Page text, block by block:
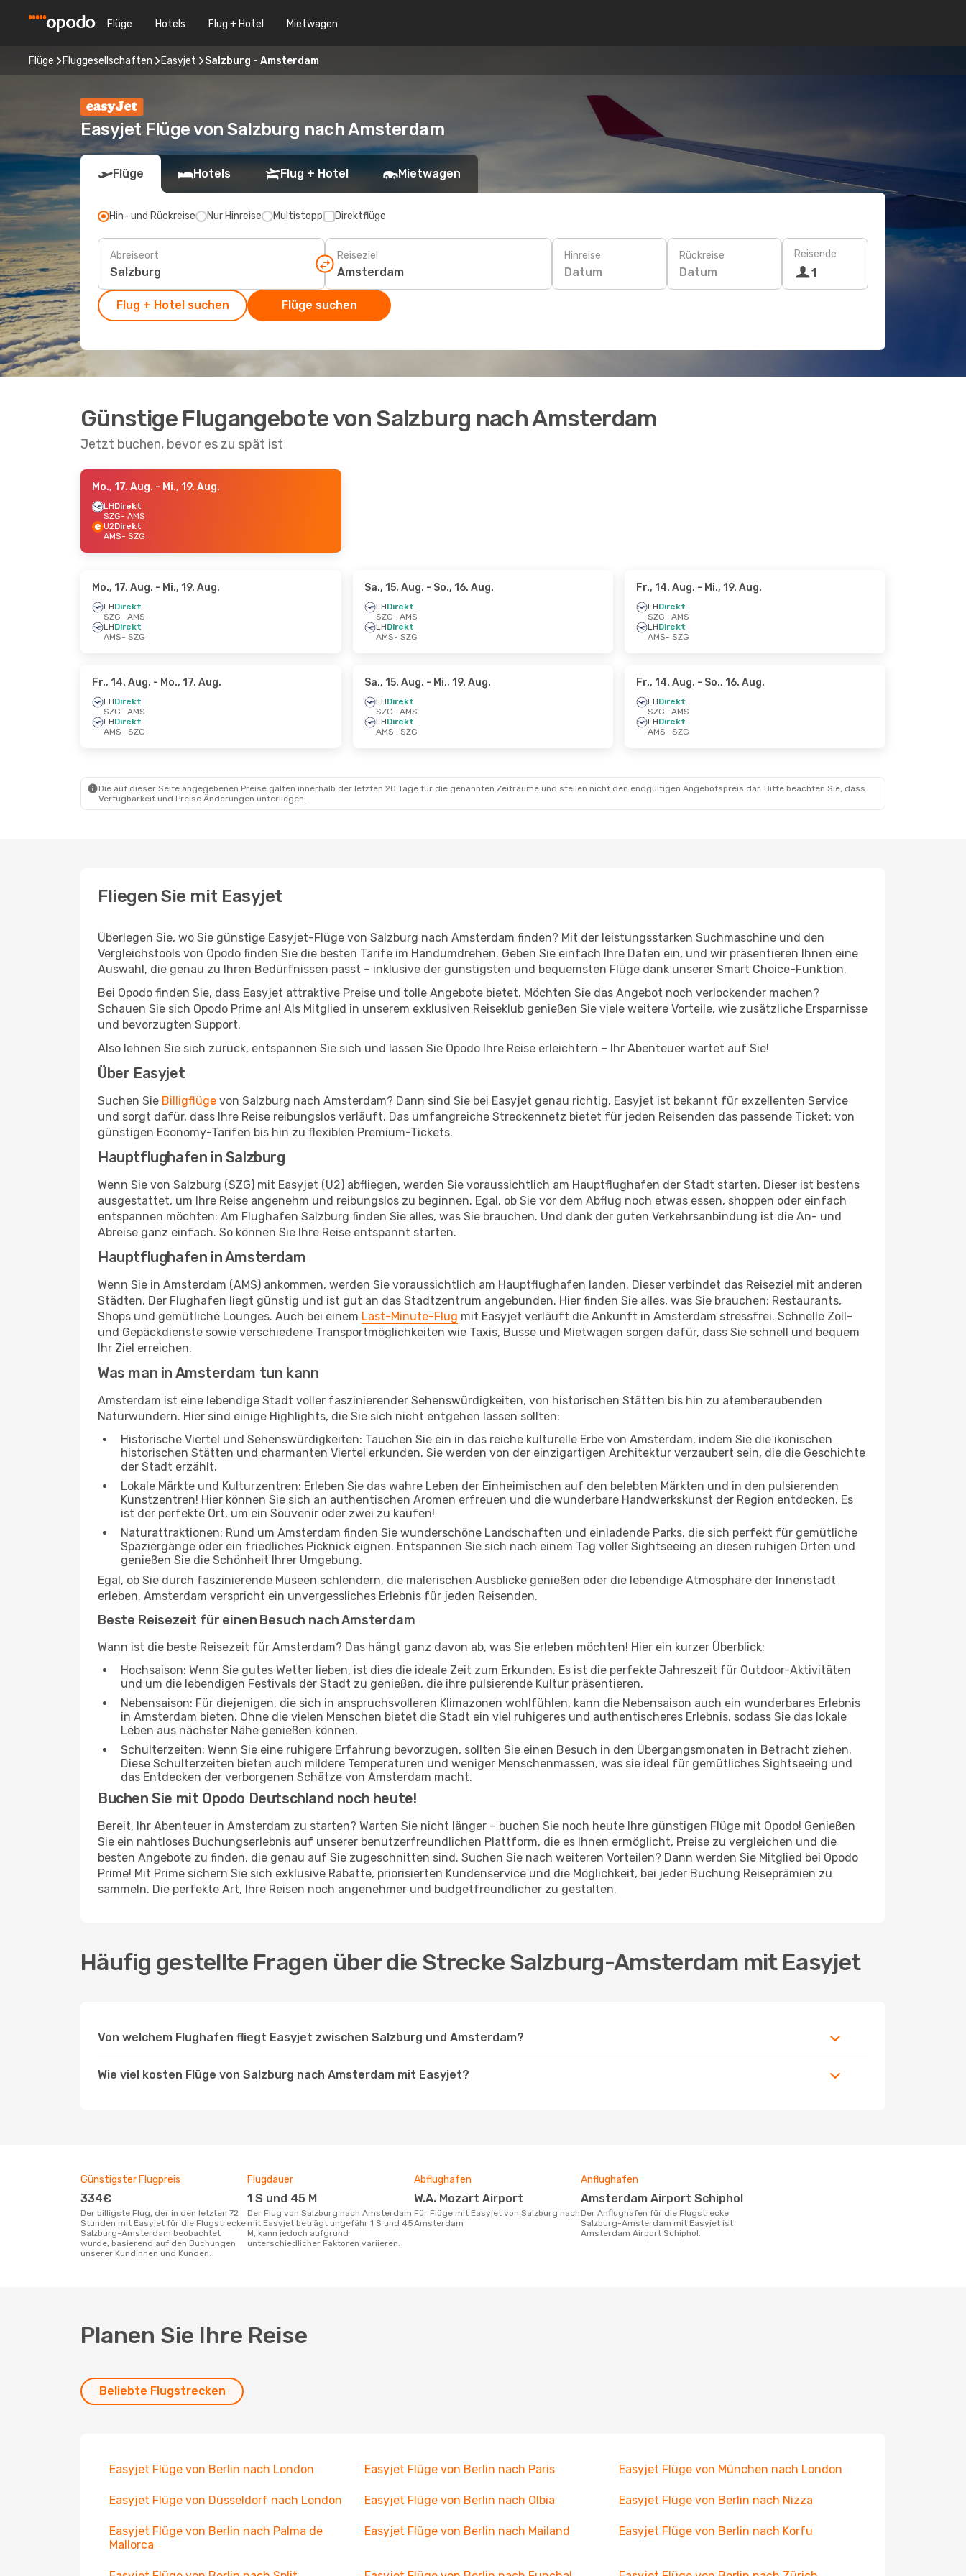
Flüge Hotels Flug + Hotel Mietwagen
Flüge Fluggesellschaften Easyjet Salzburg - Amsterdam
Easyjet Flüge von Salzburg nach Amsterdam
Flüge Hotels Flug + Hotel Mietwagen
Hin- und Rückreise Nur Hinreise Multistopp Direktflüge
Abreiseort Reiseziel Hinreise
Datum
Rückreise
Datum
Reisende
1
Flug + Hotel suchen Flüge suchen
Günstige Flugangebote von Salzburg nach Amsterdam
Jetzt buchen, bevor es zu spät ist
Mo., 17. Aug. - Mi., 19. Aug.
LHDirekt
SZG- AMS
U2Direkt
AMS- SZG
Mo., 17. Aug. - Mi., 19. Aug.
LHDirekt
SZG- AMS
LHDirekt
AMS- SZG
Sa., 15. Aug. - So., 16. Aug.
LHDirekt
SZG- AMS
LHDirekt
AMS- SZG
Fr., 14. Aug. - Mi., 19. Aug.
LHDirekt
SZG- AMS
LHDirekt
AMS- SZG
Fr., 14. Aug. - Mo., 17. Aug.
LHDirekt
SZG- AMS
LHDirekt
AMS- SZG
Sa., 15. Aug. - Mi., 19. Aug.
LHDirekt
SZG- AMS
LHDirekt
AMS- SZG
Fr., 14. Aug. - So., 16. Aug.
LHDirekt
SZG- AMS
LHDirekt
AMS- SZG
Die auf dieser Seite angegebenen Preise galten innerhalb der letzten 20 Tage für die genannten Zeiträume und stellen nicht den endgültigen Angebotspreis dar. Bitte beachten Sie, dass
Verfügbarkeit und Preise Änderungen unterliegen.
Fliegen Sie mit Easyjet
Überlegen Sie, wo Sie günstige Easyjet-Flüge von Salzburg nach Amsterdam finden? Mit der leistungsstarken Suchmaschine und den
Vergleichstools von Opodo finden Sie die besten Tarife im Handumdrehen. Geben Sie einfach Ihre Daten ein, und wir präsentieren Ihnen eine
Auswahl, die genau zu Ihren Bedürfnissen passt – inklusive der günstigsten und bequemsten Flüge dank unserer Smart Choice-Funktion.
Bei Opodo finden Sie, dass Easyjet attraktive Preise und tolle Angebote bietet. Möchten Sie das Angebot noch verlockender machen?
Schauen Sie sich Opodo Prime an! Als Mitglied in unserem exklusiven Reiseklub genießen Sie viele weitere Vorteile, wie zusätzliche Ersparnisse
und bevorzugten Support.
Also lehnen Sie sich zurück, entspannen Sie sich und lassen Sie Opodo Ihre Reise erleichtern – Ihr Abenteuer wartet auf Sie!
Über Easyjet
Suchen Sie Billigflüge von Salzburg nach Amsterdam? Dann sind Sie bei Easyjet genau richtig. Easyjet ist bekannt für exzellenten Service
und sorgt dafür, dass Ihre Reise reibungslos verläuft. Das umfangreiche Streckennetz bietet für jeden Reisenden das passende Ticket: von
günstigen Economy-Tarifen bis hin zu flexiblen Premium-Tickets.
Hauptflughafen in Salzburg
Wenn Sie von Salzburg (SZG) mit Easyjet (U2) abfliegen, werden Sie voraussichtlich am Hauptflughafen der Stadt starten. Dieser ist bestens
ausgestattet, um Ihre Reise angenehm und reibungslos zu beginnen. Egal, ob Sie vor dem Abflug noch etwas essen, shoppen oder einfach
entspannen möchten: Am Flughafen Salzburg finden Sie alles, was Sie brauchen. Und dank der guten Verkehrsanbindung ist die An- und
Abreise ganz einfach. So können Sie Ihre Reise entspannt starten.
Hauptflughafen in Amsterdam
Wenn Sie in Amsterdam (AMS) ankommen, werden Sie voraussichtlich am Hauptflughafen landen. Dieser verbindet das Reiseziel mit anderen
Städten. Der Flughafen liegt günstig und ist gut an das Stadtzentrum angebunden. Hier finden Sie alles, was Sie brauchen: Restaurants,
Shops und gemütliche Lounges. Auch bei einem Last-Minute-Flug mit Easyjet verläuft die Ankunft in Amsterdam stressfrei. Schnelle Zoll-
und Gepäckdienste sowie verschiedene Transportmöglichkeiten wie Taxis, Busse und Mietwagen sorgen dafür, dass Sie schnell und bequem
Ihr Ziel erreichen.
Was man in Amsterdam tun kann
Amsterdam ist eine lebendige Stadt voller faszinierender Sehenswürdigkeiten, von historischen Stätten bis hin zu atemberaubenden
Naturwundern. Hier sind einige Highlights, die Sie sich nicht entgehen lassen sollten:
Historische Viertel und Sehenswürdigkeiten: Tauchen Sie ein in das reiche kulturelle Erbe von Amsterdam, indem Sie die ikonischen
historischen Stätten und charmanten Viertel erkunden. Sie werden von der einzigartigen Architektur verzaubert sein, die die Geschichte
der Stadt erzählt.
Lokale Märkte und Kulturzentren: Erleben Sie das wahre Leben der Einheimischen auf den belebten Märkten und in den pulsierenden
Kunstzentren! Hier können Sie sich an authentischen Aromen erfreuen und die wunderbare Handwerkskunst der Region entdecken. Es
ist der perfekte Ort, um ein Souvenir oder zwei zu kaufen!
Naturattraktionen: Rund um Amsterdam finden Sie wunderschöne Landschaften und einladende Parks, die sich perfekt für gemütliche
Spaziergänge oder ein friedliches Picknick eignen. Entspannen Sie sich nach einem Tag voller Sightseeing an diesen ruhigen Orten und
genießen Sie die Schönheit Ihrer Umgebung.
Egal, ob Sie durch faszinierende Museen schlendern, die malerischen Ausblicke genießen oder die lebendige Atmosphäre der Innenstadt
erleben, Amsterdam verspricht ein unvergessliches Erlebnis für jeden Reisenden.
Beste Reisezeit für einen Besuch nach Amsterdam
Wann ist die beste Reisezeit für Amsterdam? Das hängt ganz davon ab, was Sie erleben möchten! Hier ein kurzer Überblick:
Hochsaison: Wenn Sie gutes Wetter lieben, ist dies die ideale Zeit zum Erkunden. Es ist die perfekte Jahreszeit für Outdoor-Aktivitäten
und um die lebendigen Festivals der Stadt zu genießen, die ihre pulsierende Kultur präsentieren.
Nebensaison: Für diejenigen, die sich in anspruchsvolleren Klimazonen wohlfühlen, kann die Nebensaison auch ein wunderbares Erlebnis
in Amsterdam bieten. Ohne die vielen Menschen bietet die Stadt ein viel ruhigeres und authentischeres Erlebnis, sodass Sie das lokale
Leben aus nächster Nähe genießen können.
Schulterzeiten: Wenn Sie eine ruhigere Erfahrung bevorzugen, sollten Sie einen Besuch in den Übergangsmonaten in Betracht ziehen.
Diese Schulterzeiten bieten auch mildere Temperaturen und weniger Menschenmassen, was sie ideal für gemütliches Sightseeing und
das Entdecken der verborgenen Schätze von Amsterdam macht.
Buchen Sie mit Opodo Deutschland noch heute!
Bereit, Ihr Abenteuer in Amsterdam zu starten? Warten Sie nicht länger – buchen Sie noch heute Ihre günstigen Flüge mit Opodo! Genießen
Sie ein nahtloses Buchungserlebnis auf unserer benutzerfreundlichen Plattform, die es Ihnen ermöglicht, Preise zu vergleichen und die
besten Angebote zu finden, die genau auf Sie zugeschnitten sind. Suchen Sie nach weiteren Vorteilen? Dann werden Sie Mitglied bei Opodo
Prime! Mit Prime sichern Sie sich exklusive Rabatte, priorisierten Kundenservice und die Möglichkeit, bei jeder Buchung Reiseprämien zu
sammeln. Die perfekte Art, Ihre Reisen noch angenehmer und budgetfreundlicher zu gestalten.
Häufig gestellte Fragen über die Strecke Salzburg-Amsterdam mit Easyjet
Von welchem Flughafen fliegt Easyjet zwischen Salzburg und Amsterdam?
Wie viel kosten Flüge von Salzburg nach Amsterdam mit Easyjet?
Günstigster Flugpreis
334€
Der billigste Flug, der in den letzten 72
Stunden mit Easyjet für die Flugstrecke
Salzburg-Amsterdam beobachtet
wurde, basierend auf den Buchungen
unserer Kundinnen und Kunden.
Flugdauer
1 S und 45 M
Der Flug von Salzburg nach Amsterdam
mit Easyjet beträgt ungefähr 1 S und 45
M, kann jedoch aufgrund
unterschiedlicher Faktoren variieren.
Abflughafen
W.A. Mozart Airport
Für Flüge mit Easyjet von Salzburg nach
Amsterdam
Anflughafen
Amsterdam Airport Schiphol
Der Anflughafen für die Flugstrecke
Salzburg-Amsterdam mit Easyjet ist
Amsterdam Airport Schiphol.
Planen Sie Ihre Reise
Beliebte Flugstrecken
Easyjet Flüge von Berlin nach London Easyjet Flüge von Berlin nach Paris Easyjet Flüge von München nach London
Easyjet Flüge von Düsseldorf nach London Easyjet Flüge von Berlin nach Olbia Easyjet Flüge von Berlin nach Nizza
Easyjet Flüge von Berlin nach Palma de
Mallorca
Easyjet Flüge von Berlin nach Mailand Easyjet Flüge von Berlin nach Korfu